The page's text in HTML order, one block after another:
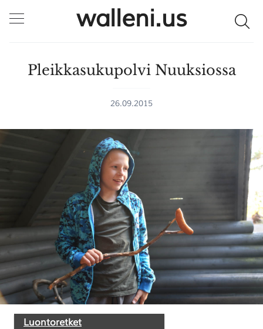
walleni.us
Pleikkasukupolvi Nuuksiossa
26.09.2015
Luontoretket